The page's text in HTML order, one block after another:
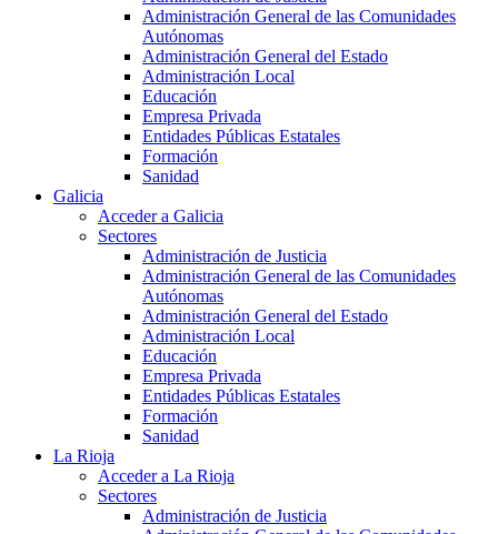
Administración General de las Comunidades
Autónomas
Administración General del Estado
Administración Local
Educación
Empresa Privada
Entidades Públicas Estatales
Formación
Sanidad
Galicia
Acceder a Galicia
Sectores
Administración de Justicia
Administración General de las Comunidades
Autónomas
Administración General del Estado
Administración Local
Educación
Empresa Privada
Entidades Públicas Estatales
Formación
Sanidad
La Rioja
Acceder a La Rioja
Sectores
Administración de Justicia